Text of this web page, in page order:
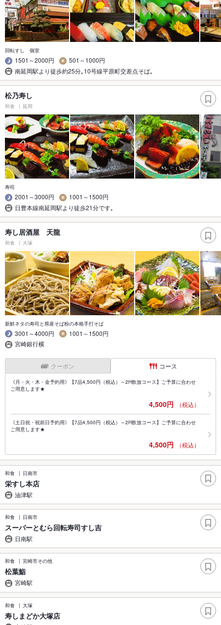
回転すし 個室
1501～2000円
501～1000円
南延岡駅より徒歩約25分｡10号線平原町交差点そば｡
松乃寿し
和食 延岡
寿司
2001～3000円
1001～1500円
日豊本線南延岡駅より徒歩21分です｡
寿し居酒屋 天龍
和食 大塚
新鮮ネタの寿司と県産そば粉の本格手打そば
3001～4000円
1001～1500円
宮崎銀行横
クーポン コース
《月・火・木・金予約用》【7品4,500円（税込）～2H飲放コース】ご予算に合わせ
ご用意します★
4,500円 （税込）
《土日祝・祝前日予約用》【7品4,500円（税込）～2H飲放コース】ご予算に合わせ
ご用意します★
4,500円 （税込）
和食 日南市
栄すし本店
油津駅
和食 日南市
スーパーとむら回転寿司すし吉
日南駅
和食 宮崎市その他
松葉鮨
宮崎駅
和食 大塚
寿しまどか大塚店